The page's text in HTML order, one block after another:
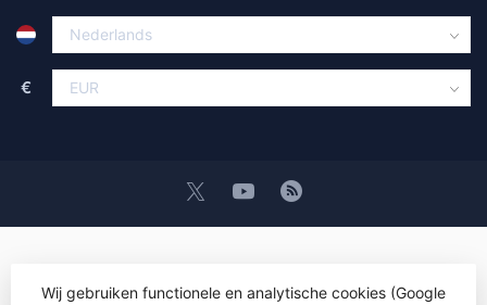
€
Wij gebruiken functionele en analytische cookies (Google